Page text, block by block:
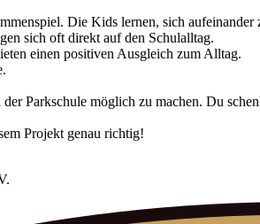
Die Kids lernen, sich
sich oft direkt auf den Schulalltag.
einen positiven Ausgleich zum Alltag.
Parkschule möglich zu machen. Du
Projekt genau richtig!